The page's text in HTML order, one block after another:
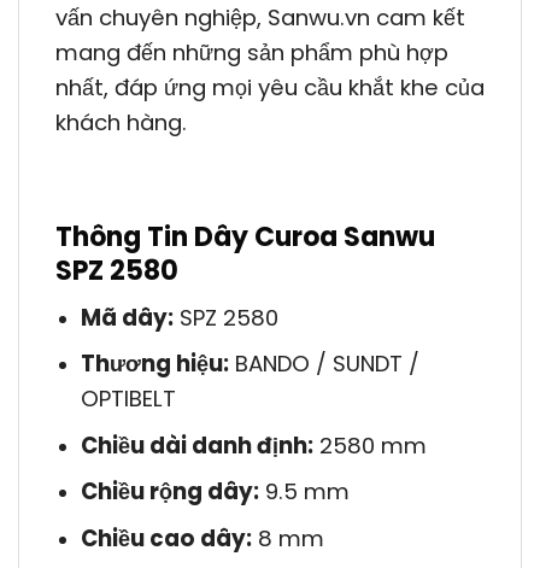
vấn chuyên nghiệp, Sanwu.vn cam kết
mang đến những sản phẩm phù hợp
nhất, đáp ứng mọi yêu cầu khắt khe của
khách hàng.
Thông Tin Dây Curoa Sanwu
SPZ 2580
Mã dây:SPZ 2580
Thương hiệu:BANDO / SUNDT /
OPTIBELT
Chiều dài danh định:2580 mm
Chiều rộng dây:9.5 mm
Chiều cao dây:8 mm